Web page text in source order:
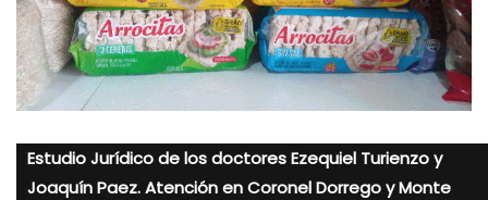
Estudio Jurídico de los doctores Ezequiel Turienzo y
Joaquín Paez. Atención en Coronel Dorrego y Monte